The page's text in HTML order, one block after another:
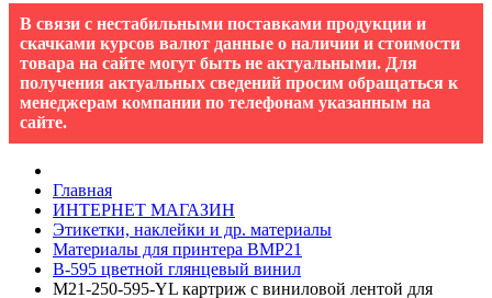
В связи с нестабильными поставками продукции и
скачками курсов валют данные о наличии и стоимости
товара на сайте могут быть не актуальными. Для
получения актуальных сведений просим обращаться к
менеджерам компании по телефонам указанным на
сайте.
Главная
ИНТЕРНЕТ МАГАЗИН
Этикетки, наклейки и др. материалы
Материалы для принтера BMP21
B-595 цветной глянцевый винил
M21-250-595-YL картриж с виниловой лентой для